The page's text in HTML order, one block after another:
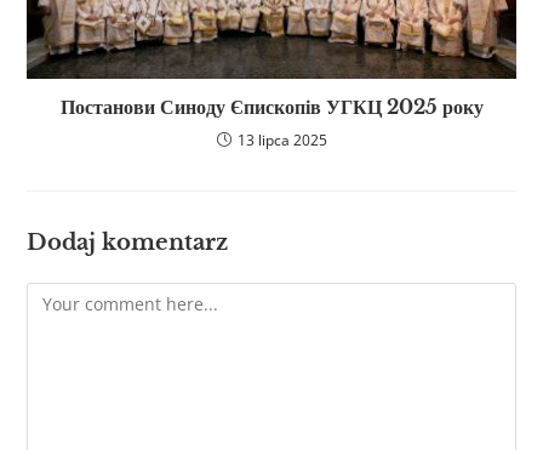
Постанови Синоду Єпископів УГКЦ 2025 року
13 lipca 2025
Dodaj komentarz